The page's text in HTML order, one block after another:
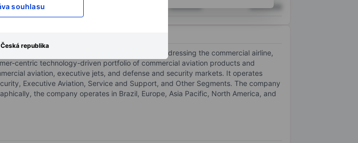
souhlasu
Česká republika
XXXXXXX XXXXXXX XXXXXXX
customer satisfaction with and services addressing the commercial airline,
centric technology-driven portfolio of commercial aviation products and
aviation, executive jets, and defense and security markets. It operates
Executive Aviation, Service and Support, and Other Segments. The company
the company operates in Brazil, Europe, Asia Pacific, North America, and